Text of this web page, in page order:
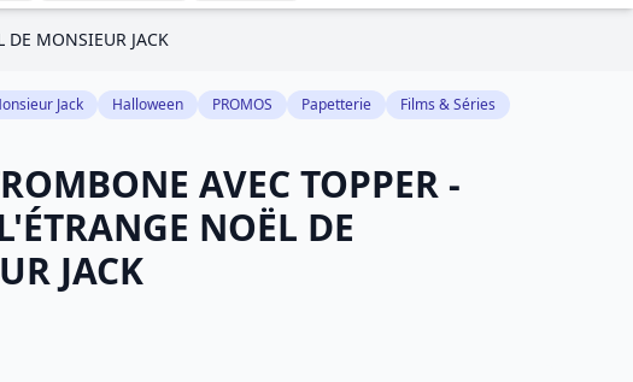
DE MONSIEUR JACK
Jack Halloween PROMOS Papetterie
Films & Séries
AVEC TOPPER -
NOËL DE
JACK